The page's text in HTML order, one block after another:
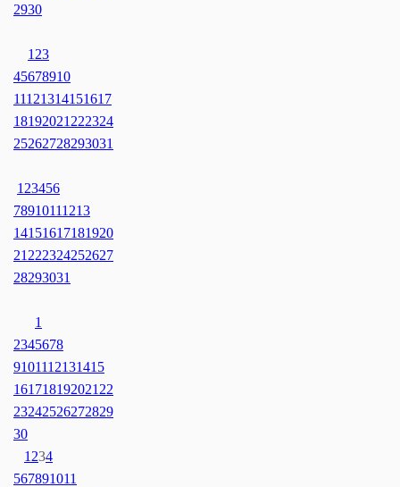
2930
1 23
45678910
11121314151617
18192021 222324
25262728293031
1 23456
78910111213
14151617181920
21 222324252627
28293031
1
2345678
9101112131415
161718192021 22
23242526272829
30
1 234
567891011